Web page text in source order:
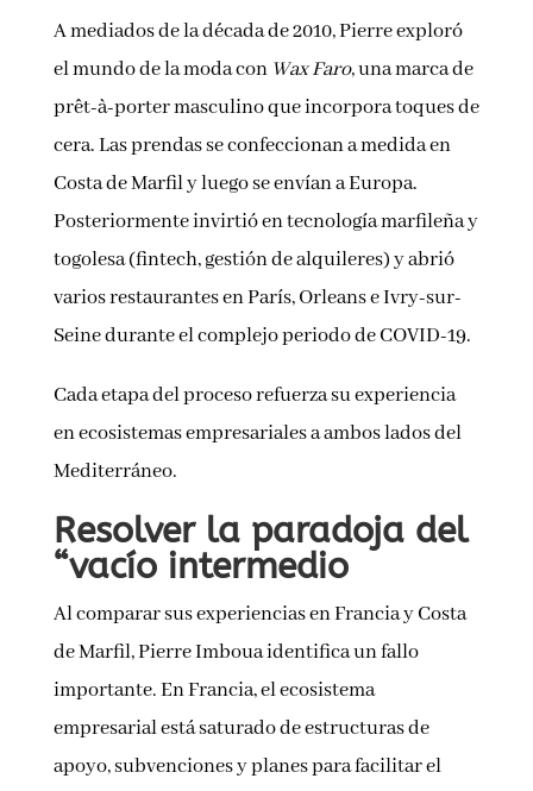
A mediados de la década de 2010, Pierre exploró
el mundo de la moda con Wax Faro, una marca de
prêt-à-porter masculino que incorpora toques de
cera. Las prendas se confeccionan a medida en
Costa de Marfil y luego se envían a Europa.
Posteriormente invirtió en tecnología marfileña y
togolesa (fintech, gestión de alquileres) y abrió
varios restaurantes en París, Orleans e Ivry-sur-
Seine durante el complejo periodo de COVID-19.
Cada etapa del proceso refuerza su experiencia
en ecosistemas empresariales a ambos lados del
Mediterráneo.
Resolver la paradoja del
“vacío intermedio
Al comparar sus experiencias en Francia y Costa
de Marfil, Pierre Imboua identifica un fallo
importante. En Francia, el ecosistema
empresarial está saturado de estructuras de
apoyo, subvenciones y planes para facilitar el